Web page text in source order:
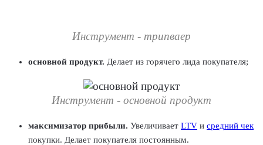
Инструмент - трипваер
основной продукт. Делает из горячего лида покупателя;
Инструмент - основной продукт
максимизатор прибыли. Увеличивает LTV и средний чек
покупки. Делает покупателя постоянным.